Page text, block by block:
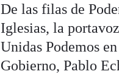
De las filas de
Iglesias, la
Unidas Podemos
Gobierno, Pablo